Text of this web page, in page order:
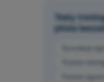
Testy
pilota
Symulacja
Pytania
Pytania